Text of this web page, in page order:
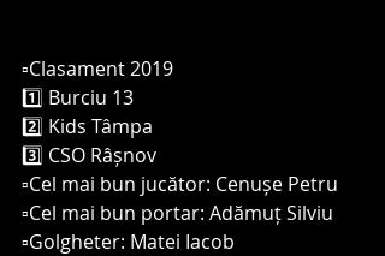
▫️Clasament 2019
1️⃣ Burciu 13
2️⃣ Kids Tâmpa
3️⃣ CSO Râșnov
▫️Cel mai bun jucător: Cenușe Petru
▫️Cel mai bun portar: Adămuț Silviu
▫️Golgheter: Matei Iacob